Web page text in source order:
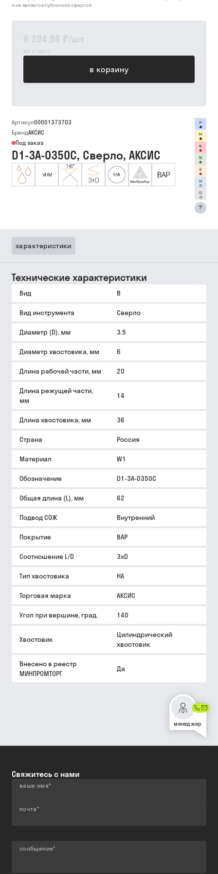
6 294,86 ₽/шт
вкл ндс
в корзину
и не является публичной офертой.
Артикул00001373703
БрендАКСИС
Под заказ
D1-3A-0350C, Сверло, АКСИС
?
характеристики
Технические характеристики
Вид B
Вид инструмента Сверло
Диаметр (D), мм 3.5
Диаметр хвостовика, мм 6
Длина рабочей части, мм 20
Длина режущей части,
мм
14
Длина хвостовика, мм 36
Страна Россия
Материал W1
Обозначение D1-3A-0350C
Общая длина (L), мм 62
Подвод СОЖ Внутренний
Покрытие BAP
Соотношение L/D 3xD
Тип хвостовика HA
Торговая марка АКСИС
Угол при вершине, град. 140
Хвостовик
Цилиндрический
хвостовик
Внесено в реестр
МИНПРОМТОРГ
Да
менеджер
Свяжитесь с нами
ваше имя*
почта*
сообщение*